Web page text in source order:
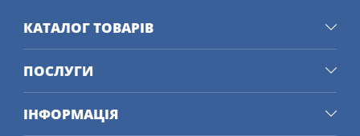
КАТАЛОГ ТОВАРІВ
ПОСЛУГИ
ІНФОРМАЦІЯ